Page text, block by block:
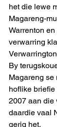
het die lewe
Magareng-
Warrenton
verwarring
By
Magareng se
hoflike
2007 aan die
daardie vaal
gerig het.